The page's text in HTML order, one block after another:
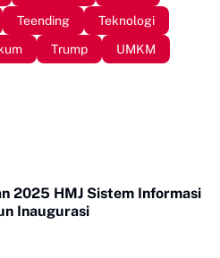
Teending
Teknologi
Trump
UMKM
2025 HMJ Sistem Informasi
Inaugurasi